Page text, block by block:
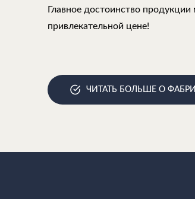
Главное достоинство
привлекательной цене!
ЧИТАТЬ БОЛЬШЕ О